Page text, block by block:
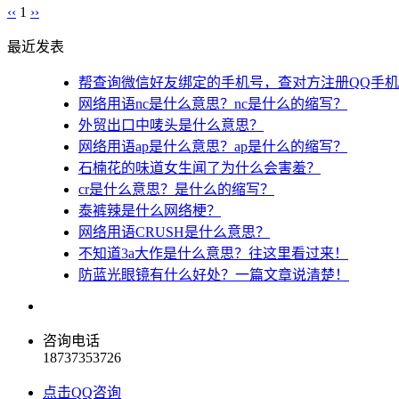
‹‹ 1 ››
最近发表
帮查询微信好友绑定的手机号，查对方注册QQ手
网络用语nc是什么意思？nc是什么的缩写？
外贸出口中唛头是什么意思？
网络用语ap是什么意思？ap是什么的缩写？
石楠花的味道女生闻了为什么会害羞？
cr是什么意思？是什么的缩写？
泰裤辣是什么网络梗？
网络用语CRUSH是什么意思？
不知道3a大作是什么意思？往这里看过来！
防蓝光眼镜有什么好处？一篇文章说清楚！
咨询电话
18737353726
点击QQ咨询